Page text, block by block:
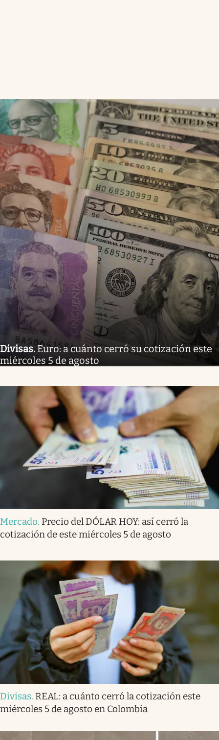
Divisas.Euro: a cuánto cerró su cotización este
miércoles 5 de agosto
Mercado. Precio del DÓLAR HOY: así cerró la
cotización de este miércoles 5 de agosto
Divisas. REAL: a cuánto cerró la cotización este
miércoles 5 de agosto en Colombia